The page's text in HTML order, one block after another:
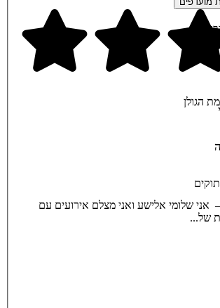
הגולן
אני שלומי אלישע ואני מצלם אירועים עם
של...